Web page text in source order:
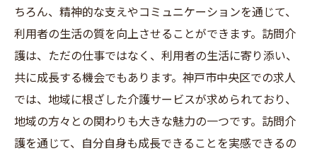
性
訪問介護求人のトレンドと需要
やりがいある訪問介護の職場を神戸市中央区で
見つける秘訣
神戸市中央区の職場環境と文化を理解する
ちろん、精神的な支えやコミュニケーションを通じて、
利用者の生活の質を向上させることができます。訪問介
護は、ただの仕事ではなく、利用者の生活に寄り添い、
共に成長する機会でもあります。神戸市中央区での求人
では、地域に根ざした介護サービスが求められており、
地域の方々との関わりも大きな魅力の一つです。訪問介
護を通じて、自分自身も成長できることを実感できるの